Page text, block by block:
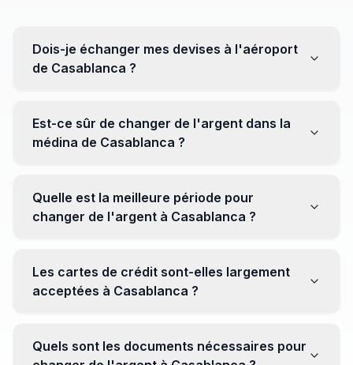
Dois-je échanger mes devises à l'aéroport
de Casablanca ?
être moins avantageux. Orientez-vous plutôt vers les
bureaux de change en ville pour obtenir de meilleurs
Est-ce sûr de changer de l'argent dans la
médina de Casablanca ?
établissements réputés pour éviter les surprises.
Quelle est la meilleure période pour
changer de l'argent à Casablanca ?
soyez attentif aux fluctuations pour maximiser la valeur
de vos devises.
Les cartes de crédit sont-elles largement
acceptées à Casablanca ?
Cependant, avoir un peu de monnaie locale peut être
Quels sont les documents nécessaires pour